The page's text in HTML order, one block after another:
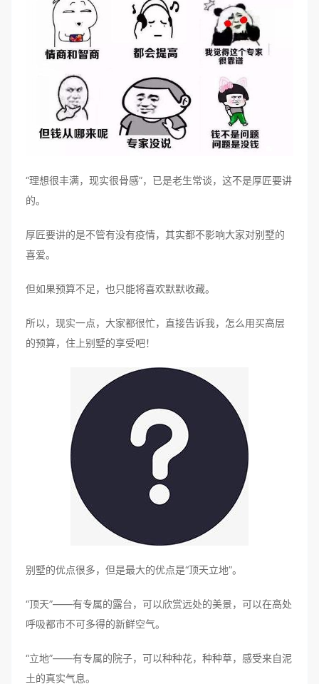
“理想很丰满，现实很骨感”，已是老生常谈，这不是厚匠要讲
的。
厚匠要讲的是不管有没有疫情，其实都不影响大家对别墅的
喜爱。
但如果预算不足，也只能将喜欢默默收藏。
所以，现实一点，大家都很忙，直接告诉我，怎么用买高层
的预算，住上别墅的享受吧！
别墅的优点很多，但是最大的优点是“顶天立地”。
“顶天”——有专属的露台，可以欣赏远处的美景，可以在高处
呼吸都市不可多得的新鲜空气。
“立地”——有专属的院子，可以种种花，种种草，感受来自泥
土的真实气息。